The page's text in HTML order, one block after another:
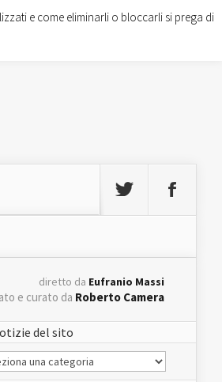
diretto da Eufranio Massi
e curato da Roberto Camera
del sito
e come eliminarli o bloccarli si prega di